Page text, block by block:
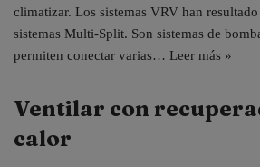
climatizar. Los sistemas VRV han
sistemas Multi-Split. Son sistemas de
permiten conectar varias… Leer más »
Ventilar con
calor